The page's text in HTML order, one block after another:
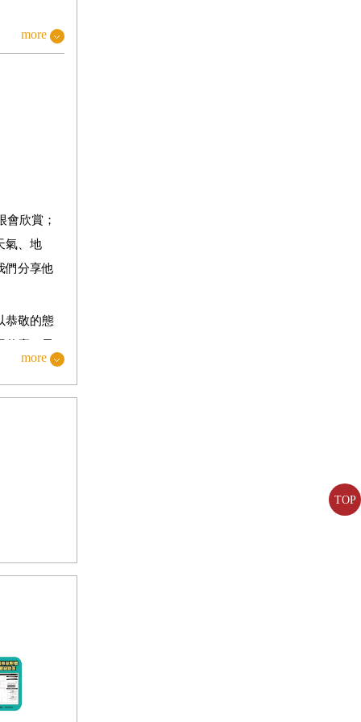
TOP
more
欣賞；
氣、地
們分享他
恭敬的態
過，就算
品味能
是建築
味糾纏，
、地
而非燈
形態與
。這本
轉並沒
more